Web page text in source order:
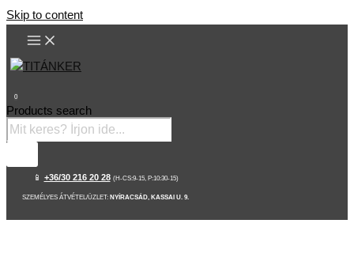
Skip to content
0
Products search
📱 +36/30 216 20 28 (H-CS:9-15, P:10:30-15)
SZEMÉLYES ÁTVÉTEL/ÜZLET: NYÍRACSÁD, KASSAI U. 9.